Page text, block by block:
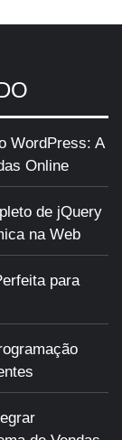
WordPress: A
Online
de jQuery
na Web
para